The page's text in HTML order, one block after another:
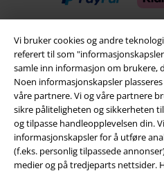
Vi bruker cookies og andre
referert til som
samle inn informasjon om brukere,
Noen informasjonskapsler
våre partnere. Vi og våre partnere
sikre påliteligheten og sikkerheten
og tilpasse handleopplevelsen din.
informasjonskapsler for å utføre
(f.eks. personlig tilpassede
medier og på tredjeparts nettsider.
EMP
Her kan du laste ned EMPs nye